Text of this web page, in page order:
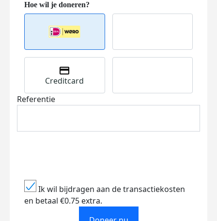
Creditcard
Referentie
Ik wil bijdragen aan de transactiekosten
en betaal €0.75 extra.